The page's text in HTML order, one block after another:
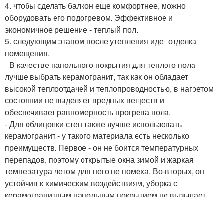
4. чтобы сделать балкон еще комфортнее, можно
оборудовать его подогревом. Эффективное и
экономичное решение - теплый пол.
5. следующим этапом после утепления идет отделка
помещения.
- В качестве напольного покрытия для теплого пола
лучше выбрать керамогранит, так как он обладает
высокой теплоотдачей и теплопроводностью, в нагретом
состоянии не выделяет вредных веществ и
обеспечивает равномерность прогрева пола.
- Для облицовки стен также лучше использовать
керамогранит - у такого материала есть несколько
преимуществ. Первое - он не боится температурных
перепадов, поэтому открытые окна зимой и жаркая
температура летом для него не помеха. Во-вторых, он
устойчив к химическим воздействиям, уборка с